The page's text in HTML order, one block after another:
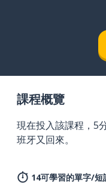
課程概覽
現在投入該課程，5
班牙又回來。
14可學習的單字/短